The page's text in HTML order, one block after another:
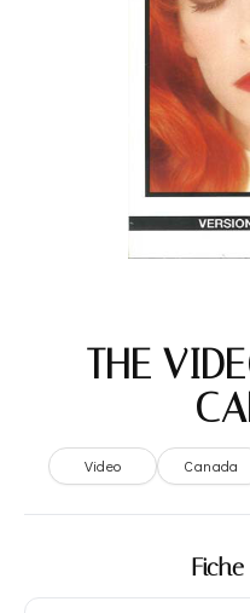
THE
Video Canada